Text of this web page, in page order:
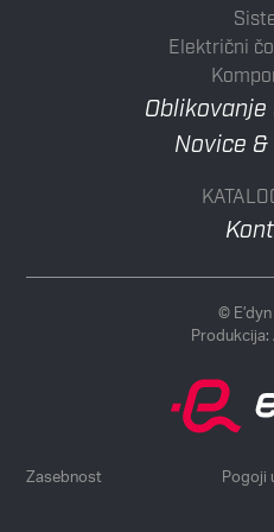
Električni
Novice
©
Produkcija:
Zasebnost Pogoji